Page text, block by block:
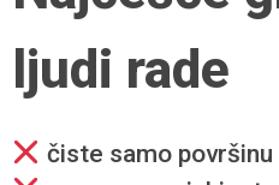
ljudi rade
čiste samo površinu